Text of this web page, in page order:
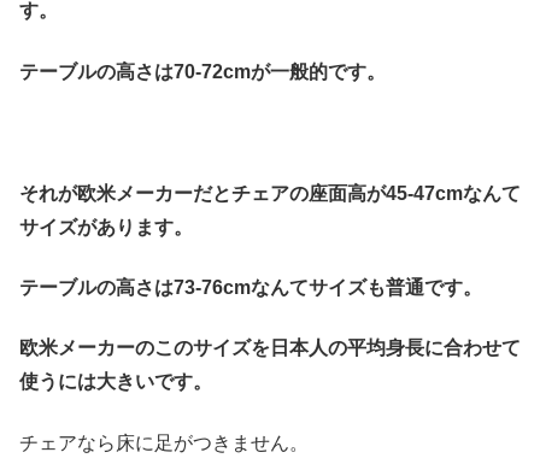
す。
テーブルの高さは70-72cmが一般的です。
それが欧米メーカーだとチェアの座面高が45-47cmなんて
サイズがあります。
テーブルの高さは73-76cmなんてサイズも普通です。
欧米メーカーのこのサイズを日本人の平均身長に合わせて
使うには大きいです。
チェアなら床に足がつきません。